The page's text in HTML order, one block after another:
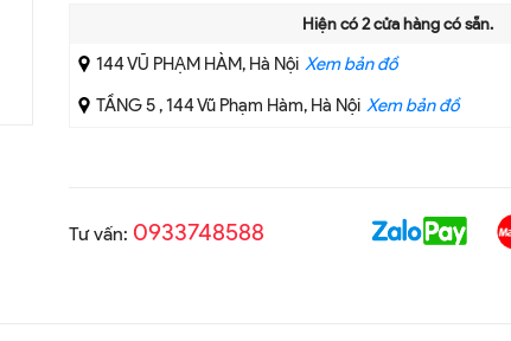
Hiện có2cửa hàng có sẵn.
144 VŨ PHẠM HÀM, Hà Nội Xem bản đồ
TẦNG 5 , 144 Vũ Phạm Hàm, Hà Nội Xem bản đồ
Tư vấn: 0933748588